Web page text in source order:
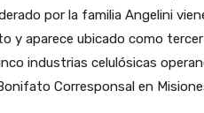
por la familia Angelini
y aparece ubicado como
industrias celulósicas
Corresponsal en